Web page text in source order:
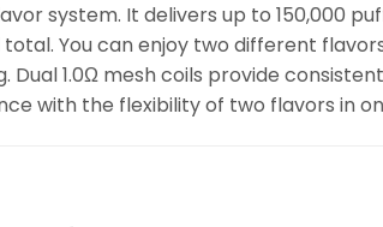
system. It delivers up to 150,000
You can enjoy two different
1.0Ω mesh coils provide
with the flexibility of two flavors in